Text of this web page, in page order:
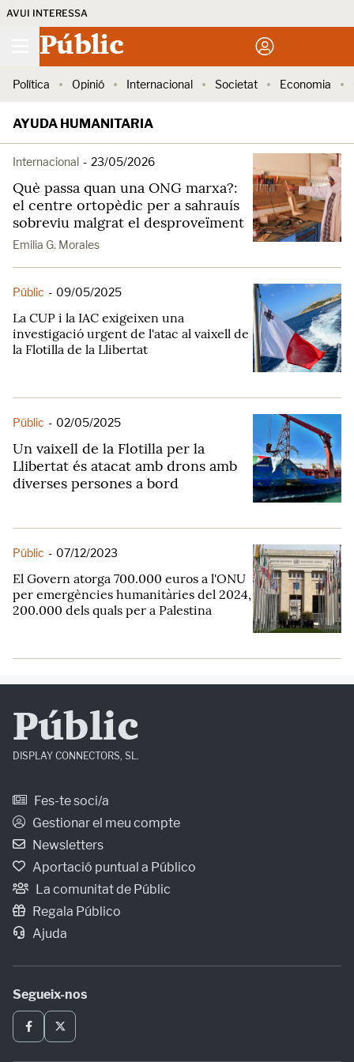
AVUI INTERESSA
Públic
Política Opinió Internacional Societat Economia
AYUDA HUMANITARIA
Internacional - 23/05/2026
Què passa quan una ONG marxa?:
el centre ortopèdic per a sahrauís
sobreviu malgrat el desproveïment
Emilia G. Morales
Públic - 09/05/2025
La CUP i la IAC exigeixen una
investigació urgent de l'atac al vaixell de
la Flotilla de la Llibertat
Públic - 02/05/2025
Un vaixell de la Flotilla per la
Llibertat és atacat amb drons amb
diverses persones a bord
Públic - 07/12/2023
El Govern atorga 700.000 euros a l'ONU
per emergències humanitàries del 2024,
200.000 dels quals per a Palestina
Públic
DISPLAY CONNECTORS, SL.
Fes-te soci/a
Gestionar el meu compte
Newsletters
Aportació puntual a Público
La comunitat de Públic
Regala Público
Ajuda
Segueix-nos